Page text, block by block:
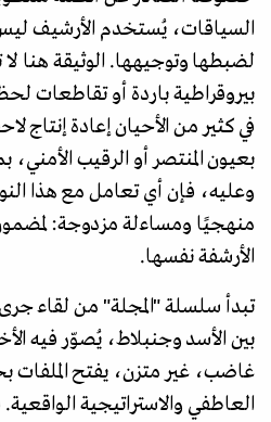
السياقات، يُستخدم الأرشيف
لضبطها وتوجيهها. الوثيقة هنا
بيروقراطية باردة أو تقاطعات
في كثير من الأحيان إعادة إنتاج
بعيون المنتصر أو الرقيب
وعليه، فإن أي تعامل مع هذا
منهجيًا ومساءلة مزدوجة:
الأرشفة نفسها.
بين الأسد وجنبلاط، يُصوّر فيه
غاضب، غير متزن، يفتح الملفات
العاطفي والاستراتيجية